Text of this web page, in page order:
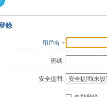
錄
用戶名
密碼:
安全提問: